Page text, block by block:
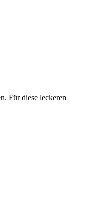
Für diese leckeren